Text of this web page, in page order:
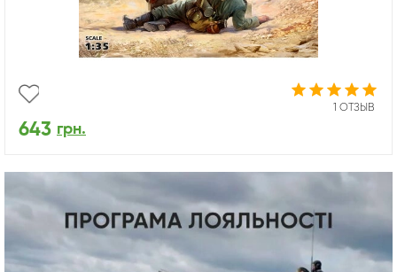
1 ОТЗЫВ
643 грн.